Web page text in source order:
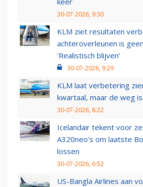
30-07-2026, 9:30
KLM ziet resultaten
achteroverleunen is
‘Realistisch blijven’
30-07-2026, 9:29
KLM laat verbetering
kwartaal, maar de weg
30-07-2026, 8:22
Icelandair tekent voor
A320neo's om laatste
lossen
30-07-2026, 6:52
US-Bangla Airlines aan